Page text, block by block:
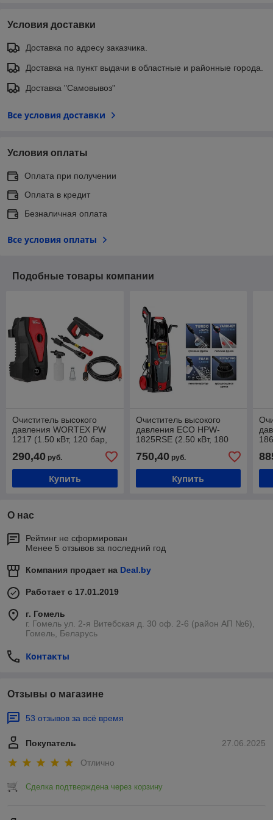
Условия доставки
Доставка по адресу заказчика.
Доставка на пункт выдачи в областные и районные города.
Доставка "Самовывоз"
Все условия доставки
Условия оплаты
Оплата при получении
Оплата в кредит
Безналичная оплата
Все условия оплаты
Подобные товары компании
Очиститель высокого
давления WORTEX PW
1217 (1.50 кВт, 120 бар,
самовсасывания)
290,40 руб.
Купить
Очиститель высокого
давления ECO HPW-
1825RSE (2.50 кВт, 180
бар, 520 л/ч, режимы Soft
/ Medium / Hard;
750,40руб.
Купить
О нас
Рейтинг не сформирован
Менее 5 отзывов за последний год
Компания продает на Deal.by
Работает с 17.01.2019
г. Гомель
г. Гомель ул. 2-я Витебская д. 30 оф. 2-6 (район АП №6),
Гомель, Беларусь
Контакты
Отзывы о магазине
53 отзывов за всё время
27.06.2025
Покупатель
Отлично
Сделка подтверждена через корзину